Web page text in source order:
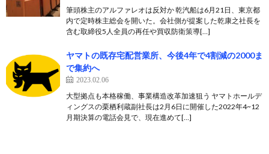
筆頭株主のアルファレオは反対か 乾汽船は6月21日、東京都
内で定時株主総会を開いた。会社側が提案した乾康之社長を
含む取締役5人全員の再任や買収防衛策導[…]
ヤマトの既存宅配営業所、今後4年で4割減の2000ま
で集約へ
2023.02.06
大型拠点も本格稼働、事業構造改革加速狙う ヤマトホールデ
ィングスの栗栖利蔵副社長は2月6日に開催した2022年4~12
月期決算の電話会見で、現在進めて[…]